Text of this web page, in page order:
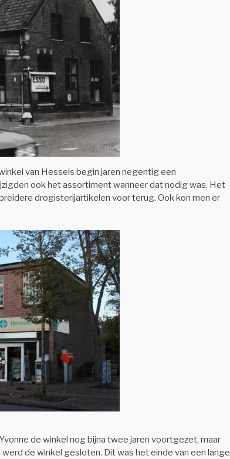
van Hessels begin jaren negentig een
ook het assortiment wanneer dat nodig was. Het
drogisterijartikelen voor terug. Ook kon men er
de winkel nog bijna twee jaren voortgezet, maar
de winkel gesloten. Dit was het einde van een lange